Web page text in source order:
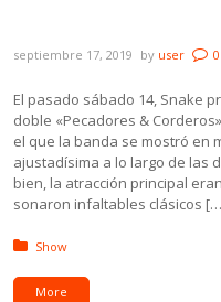
septiembre 17, 2019 by user 0
El pasado sábado 14, Snake
doble «Pecadores &
el que la banda se mostró en
ajustadísima a lo largo de las
bien, la atracción principal
sonaron infaltables clásicos
Posted in:
Show
More